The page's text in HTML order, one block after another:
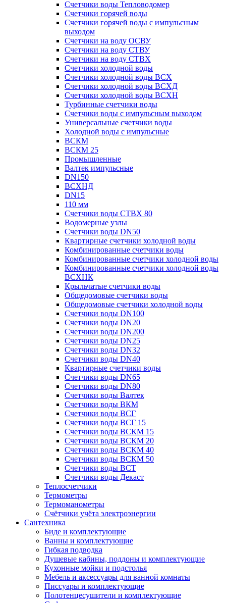
Счетчики воды Тепловодомер
Счетчики горячей воды
Счетчики горячей воды с импульсным
выходом
Счетчики на воду ОСВУ
Счетчики на воду СТВУ
Счетчики на воду СТВХ
Счетчики холодной воды
Счетчики холодной воды ВСХ
Счетчики холодной воды ВСХД
Счетчики холодной воды ВСХН
Турбинные счетчики воды
Счетчики воды с импульсным выходом
Универсальные счетчики воды
Холодной воды с импульсные
ВСКМ
ВСКМ 25
Промышленные
Валтек импульсные
DN150
ВСХНД
DN15
110 мм
Счетчики воды СТВХ 80
Водомерные узлы
Счетчики воды DN50
Квартирные счетчики холодной воды
Комбинированные счетчики воды
Комбинированные счетчики холодной воды
Комбинированные счетчики холодной воды
ВСХНК
Крыльчатые счетчики воды
Общедомовые счетчики воды
Общедомовые счетчики холодной воды
Счетчики воды DN100
Счетчики воды DN20
Счетчики воды DN200
Счетчики воды DN25
Счетчики воды DN32
Счетчики воды DN40
Квартирные счетчики воды
Счетчики воды DN65
Счетчики воды DN80
Счетчики воды Валтек
Счетчики воды ВКМ
Счетчики воды ВСГ
Счетчики воды ВСГ 15
Счетчики воды ВСКМ 15
Счетчики воды ВСКМ 20
Счетчики воды ВСКМ 40
Счетчики воды ВСКМ 50
Счетчики воды ВСТ
Счетчики воды Декаст
Теплосчетчики
Термометры
Термоманометры
Счётчики учёта электроэнергии
Сантехника
Биде и комплектующие
Ванны и комплектующие
Гибкая подводка
Душевые кабины, поддоны и комплектующие
Кухонные мойки и подстолья
Мебель и аксессуары для ванной комнаты
Писсуары и комплектующие
Полотенцесушители и комплектующие